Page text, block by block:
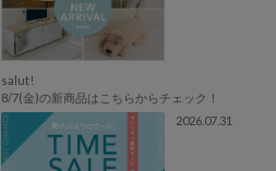
salut!
8/7(金)の新商品はこちらからチェック！
2026.07.31